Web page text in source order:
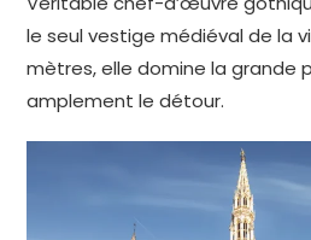
le seul vestige médiéval de la
mètres, elle domine la grande
amplement le détour.